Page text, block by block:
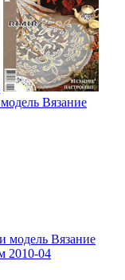
Вязание
модель Вязание
2010-04